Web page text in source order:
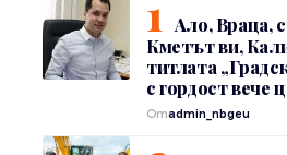
Ало, Враца,
Кметът ви,
титлата
с гордост вече
Отadmin_nbgeu